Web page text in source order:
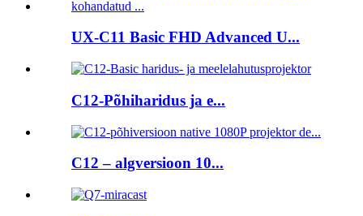
UX-C11 Basic FHD Advanced U...
C12-Põhiharidus ja e...
C12 – algversioon 10...